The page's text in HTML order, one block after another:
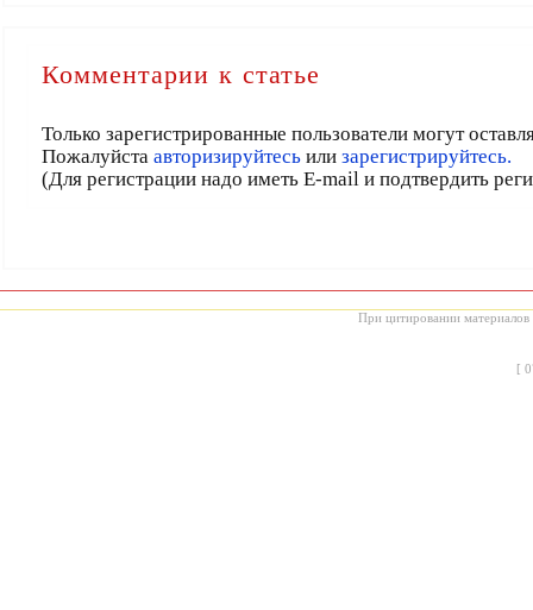
Комментарии к статье
Только зарегистрированные пользователи могут
Пожалуйста авторизируйтесьили зарегистрируйтесь.
(Для регистрации надо иметь E-mail и подтвердить
При цитировании материалов
[